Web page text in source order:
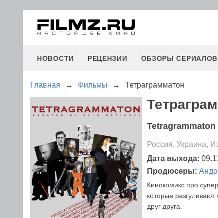
НОВОСТИ РЕЦЕНЗИИ ОБЗОРЫ СЕРИАЛОВ
Главная → Фильмы → Тетраграмматон
Tetragrammaton
Россия, Украина,
Дата выхода:
Продюсеры:
Кинокомикс про
которые
друг друга.